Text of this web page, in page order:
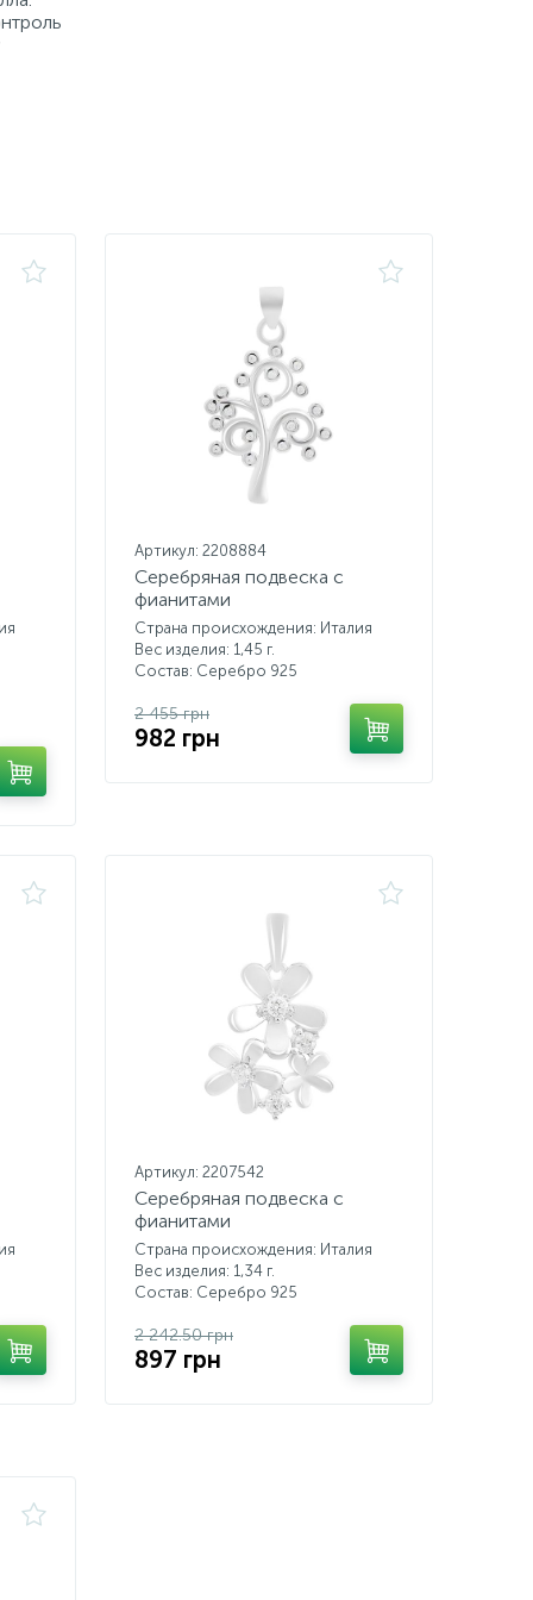
Артикул: 2208884
Серебряная подвеска с
фианитами
Страна происхождения: Италия
Вес изделия: 1,45 г.
Состав: Серебро 925
2 455 грн
982 грн
Артикул: 2207542
Серебряная подвеска с
фианитами
Страна происхождения: Италия
Вес изделия: 1,34 г.
Состав: Серебро 925
2 242.50 грн
897 грн